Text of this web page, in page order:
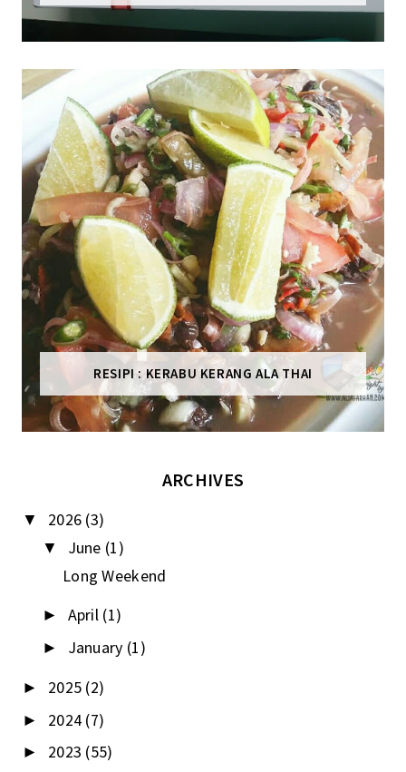
RESIPI : KERABU KERANG ALA THAI
ARCHIVES
▼ 2026 (3)
▼ June (1)
Long Weekend
► April (1)
► January (1)
► 2025 (2)
► 2024 (7)
► 2023 (55)